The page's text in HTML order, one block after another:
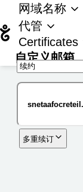
网域名称
代管
Certificates
自定义邮箱
多重续订